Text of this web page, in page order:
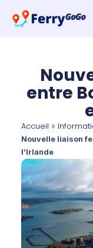
entre
Accueil »
Nouvelle liaison
l’Irlande